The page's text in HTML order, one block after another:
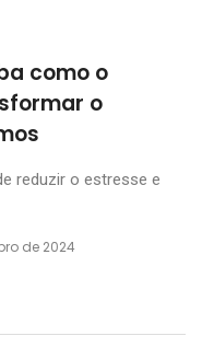
como o
o
reduzir o estresse e
de 2024